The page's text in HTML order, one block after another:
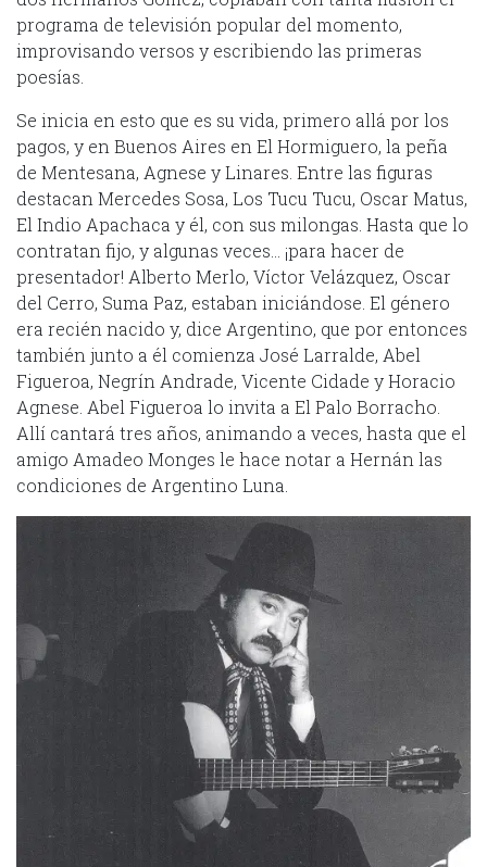
programa de televisión popular del momento,
improvisando versos y escribiendo las primeras
poesías.
Se inicia en esto que es su vida, primero allá por los
pagos, y en Buenos Aires en El Hormiguero, la peña
de Mentesana, Agnese y Linares. Entre las figuras
destacan Mercedes Sosa, Los Tucu Tucu, Oscar Matus,
El Indio Apachaca y él, con sus milongas. Hasta que lo
contratan fijo, y algunas veces… ¡para hacer de
presentador! Alberto Merlo, Víctor Velázquez, Oscar
del Cerro, Suma Paz, estaban iniciándose. El género
era recién nacido y, dice Argentino, que por entonces
también junto a él comienza José Larralde, Abel
Figueroa, Negrín Andrade, Vicente Cidade y Horacio
Agnese. Abel Figueroa lo invita a El Palo Borracho.
Allí cantará tres años, animando a veces, hasta que el
amigo Amadeo Monges le hace notar a Hernán las
condiciones de Argentino Luna.